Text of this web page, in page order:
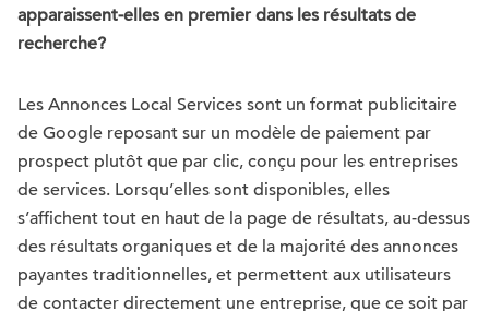
apparaissent-elles en premier dans les résultats de
recherche?
Les Annonces Local Services sont un format publicitaire
de Google reposant sur un modèle de paiement par
prospect plutôt que par clic, conçu pour les entreprises
de services. Lorsqu’elles sont disponibles, elles
s’affichent tout en haut de la page de résultats, au-dessus
des résultats organiques et de la majorité des annonces
payantes traditionnelles, et permettent aux utilisateurs
de contacter directement une entreprise, que ce soit par